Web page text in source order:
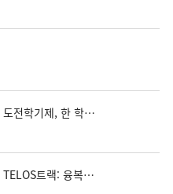
[대학혁신지원사업 소식지 Vol.21] 도전학기제, 한 학기를 나만의 프로젝트로!
[대학혁신지원사업 소식지 Vol.21] TELOS트랙: 융복합 활동으로 전공 살리기